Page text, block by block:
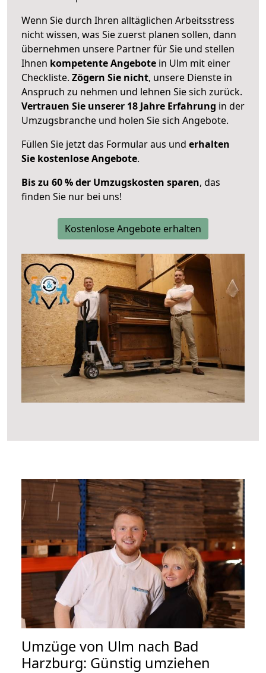
Wenn Sie durch Ihren alltäglichen Arbeitsstress
nicht wissen, was Sie zuerst planen sollen, dann
übernehmen unsere Partner für Sie und stellen
Ihnen kompetente Angebote in Ulm mit einer
Checkliste. Zögern Sie nicht, unsere Dienste in
Anspruch zu nehmen und lehnen Sie sich zurück.
Vertrauen Sie unserer 18 Jahre Erfahrung in der
Umzugsbranche und holen Sie sich Angebote.
Füllen Sie jetzt das Formular aus und erhalten
Sie kostenlose Angebote.
Bis zu 60 % der Umzugskosten sparen, das
finden Sie nur bei uns!
Kostenlose Angebote erhalten
Umzüge von Ulm nach Bad
Harzburg: Günstig umziehen